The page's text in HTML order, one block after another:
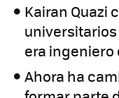
Kairan Quazi
universitarios
era ingeniero
Ahora ha